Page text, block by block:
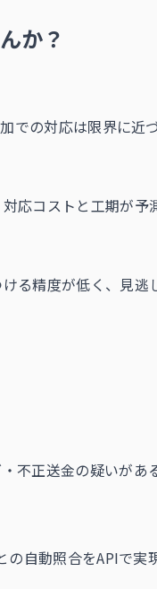
か？
での対応は限界に近
応コストと工期が予
る精度が低く、見
正送金の疑いが
自動照合をAPIで